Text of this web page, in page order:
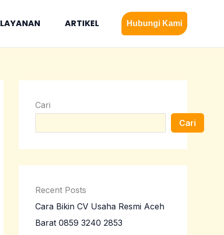
LAYANAN ARTIKEL Hubungi Kami
Cari
Cari
Recent Posts
Cara Bikin CV Usaha Resmi Aceh
Barat 0859 3240 2853